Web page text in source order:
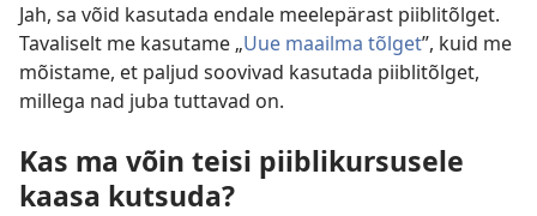
Jah, sa võid kasutada endale meelepärast piiblitõlget.
Tavaliselt me kasutame „Uue maailma tõlget”, kuid me
mõistame, et paljud soovivad kasutada piiblitõlget,
millega nad juba tuttavad on.
Kas ma võin teisi piiblikursusele
kaasa kutsuda?